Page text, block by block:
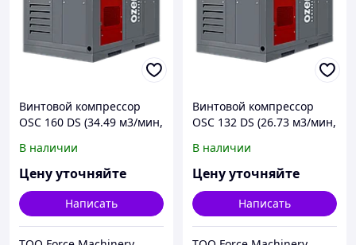
Винтовой компрессор
OSC 160 DS (34.49 м3/мин,
В наличии
Цену уточняйте
Написать
Винтовой компрессор
OSC 132 DS (26.73 м3/мин,
В наличии
Цену уточняйте
Написать